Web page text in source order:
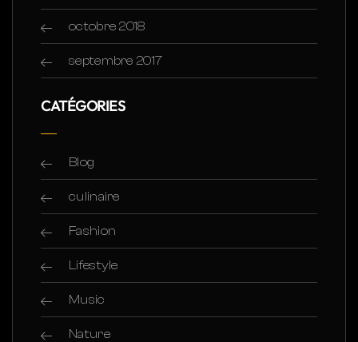
octobre 2018
septembre 2017
CATÉGORIES
Blog
culinaire
Fashion
Lifestyle
Music
Nature